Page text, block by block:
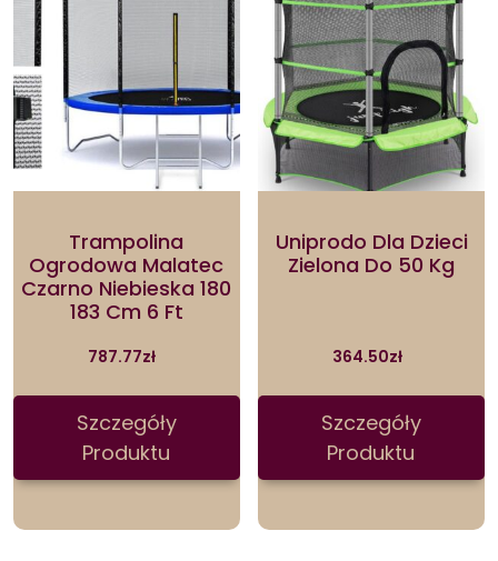
Trampolina
Ogrodowa Malatec
Czarno Niebieska 180
183 Cm 6 Ft
787.77zł
Szczegóły
Produktu
Uniprodo Dla Dzieci
Zielona Do 50 Kg
364.50zł
Szczegóły
Produktu